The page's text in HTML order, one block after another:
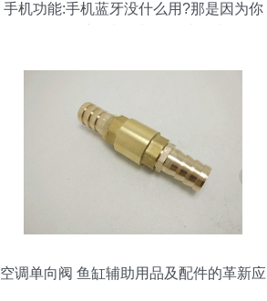
手机功能:手机蓝牙没什么用?那是因为你
空调单向阀 鱼缸辅助用品及配件的革新应